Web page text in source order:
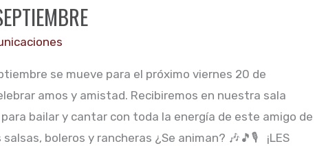
se mueve para el próximo viernes 20 de
amos y amistad. Recibiremos en nuestra sala
bailar y cantar con toda la energía de este amigo de
boleros y rancheras ¿Se animan? 🎶🎵🎙 ¡LES